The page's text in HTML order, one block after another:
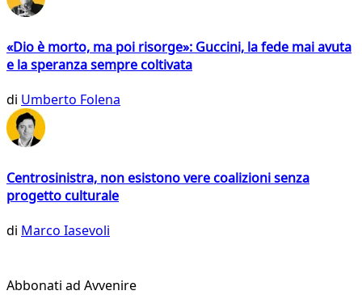
«Dio è morto, ma poi risorge»: Guccini, la fede mai avuta
e la speranza sempre coltivata
di Umberto Folena
Centrosinistra, non esistono vere coalizioni senza
progetto culturale
di Marco Iasevoli
Abbonati ad Avvenire